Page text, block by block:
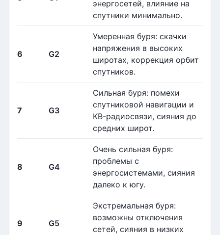
энергосетей, влияние на
спутники минимально.
6 G2
Умеренная буря: скачки
напряжения в высоких
широтах, коррекция орбит
спутников.
7 G3
Сильная буря: помехи
спутниковой навигации и
КВ-радиосвязи, сияния до
средних широт.
8 G4
Очень сильная буря:
проблемы с
энергосистемами, сияния
далеко к югу.
9 G5
Экстремальная буря:
возможны отключения
сетей, сияния в низких